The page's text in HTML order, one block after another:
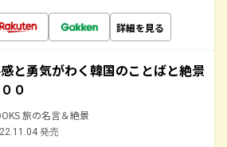
詳細を見る
と勇気がわく韓国のことばと絶景
０
旅の名言＆絶景
発売